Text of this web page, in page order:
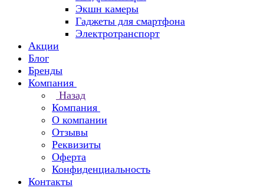
Экшн камеры
Гаджеты для смартфона
Электротранспорт
Акции
Блог
Бренды
Компания
Назад
Компания
О компании
Отзывы
Реквизиты
Оферта
Конфиденциальность
Контакты